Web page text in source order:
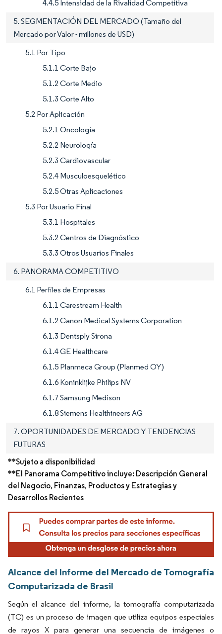
4.4.5 Intensidad de la Rivalidad Competitiva
5. SEGMENTACIÓN DEL MERCADO (Tamaño del
Mercado por Valor - millones de USD)
5.1 Por Tipo
5.1.1 Corte Bajo
5.1.2 Corte Medio
5.1.3 Corte Alto
5.2 Por Aplicación
5.2.1 Oncología
5.2.2 Neurología
5.2.3 Cardiovascular
5.2.4 Musculoesquelético
5.2.5 Otras Aplicaciones
5.3 Por Usuario Final
5.3.1 Hospitales
5.3.2 Centros de Diagnóstico
5.3.3 Otros Usuarios Finales
6. PANORAMA COMPETITIVO
6.1 Perfiles de Empresas
6.1.1 Carestream Health
6.1.2 Canon Medical Systems Corporation
6.1.3 Dentsply Sirona
6.1.4 GE Healthcare
6.1.5 Planmeca Group (Planmed OY)
6.1.6 Koninklijke Philips NV
6.1.7 Samsung Medison
6.1.8 Siemens Healthineers AG
7. OPORTUNIDADES DE MERCADO Y TENDENCIAS
FUTURAS
**Sujeto a disponibilidad
**El Panorama Competitivo incluye: Descripción General
del Negocio, Finanzas, Productos y Estrategias y
Desarrollos Recientes
Alcance del Informe del Mercado de Tomografía
Computarizada de Brasil
Según el alcance del informe, la tomografía computarizada
(TC) es un proceso de imagen que utiliza equipos especiales
de rayos X para generar una secuencia de imágenes o